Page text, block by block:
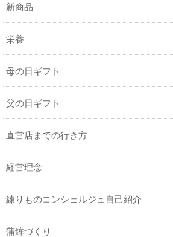
新商品
栄養
母の日ギフト
父の日ギフト
直営店までの行き方
経営理念
練りものコンシェルジュ自己紹介
蒲鉾づくり